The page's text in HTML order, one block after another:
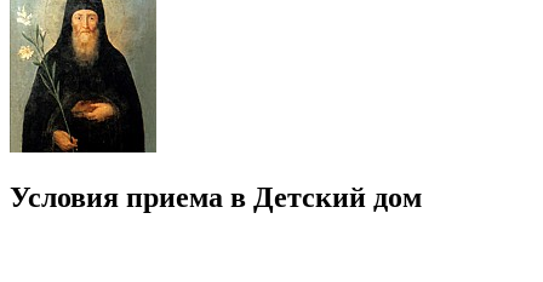
Условия приема в Детский дом